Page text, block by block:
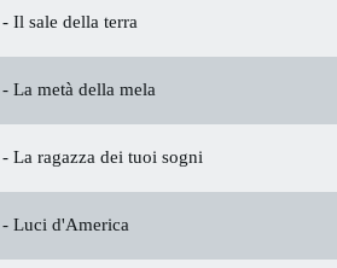
Il sale della terra
La metà della mela
La ragazza dei tuoi sogni
Luci d'America